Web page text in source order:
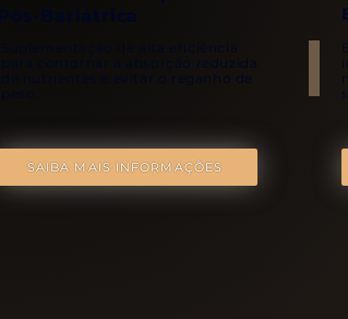
SAIBA MAIS INFORMAÇÕES